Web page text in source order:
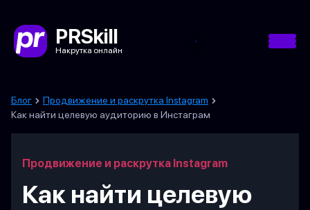
PRSkill
Накрутка онлайн
Блог
Продвижение и раскрутка Instagram
Как найти целевую аудиторию в Инстаграм
Продвижение и раскрутка Instagram
Как найти целевую